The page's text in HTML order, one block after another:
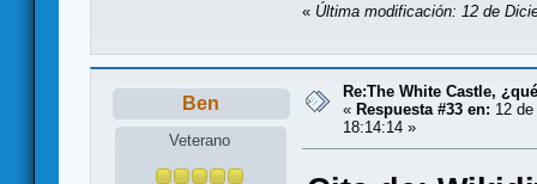
« Última modificación: 12 de
Ben
Veterano
Re:The White Castle,
« Respuesta #33 en: 12
18:14:14 »